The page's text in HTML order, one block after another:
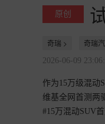
原创
奇瑞 > 奇瑞
2026-06-09
作为15万级混动
维基全网首测两
#15万混动SUV